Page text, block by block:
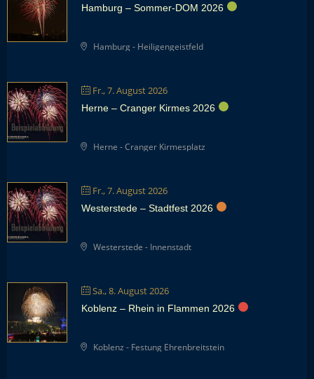
Hamburg – Sommer-DOM 2026
Hamburg - Heiligengeistfeld
Fr., 7. August 2026
Herne – Cranger Kirmes 2026
Herne - Cranger Kirmesplatz
Fr., 7. August 2026
Westerstede – Stadtfest 2026
Westerstede - Innenstadt
Sa., 8. August 2026
Koblenz – Rhein in Flammen 2026
Koblenz - Festung Ehrenbreitstein